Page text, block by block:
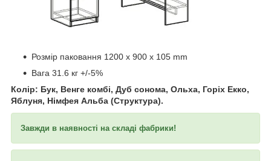
Розмір паковання 1200 x 900 x 105 mm
Вага 31.6 кг +/-5%
Колір: Бук, Венге комбі, Дуб сонома, Ольха, Горіх Екко,
Яблуня, Німфея Альба (Структура).
Завжди в наявності на складі фабрики!